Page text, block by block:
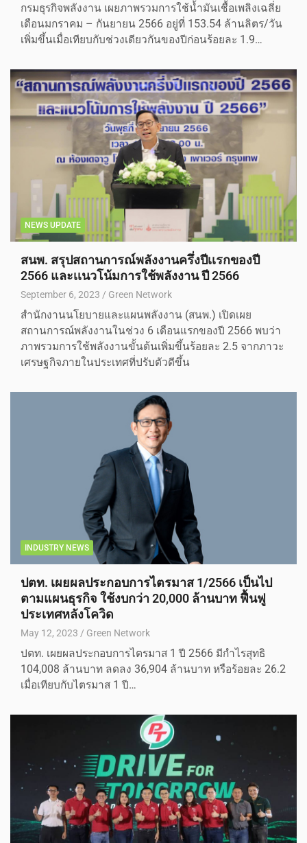
กรมธุรกิจพลังงาน เผยภาพรวมการใช้น้ำมันเชื้อเพลิงเฉลี่ย
เดือนมกราคม – กันยายน 2566 อยู่ที่ 153.54 ล้านลิตร/วัน
เพิ่มขึ้นเมื่อเทียบกับช่วงเดียวกันของปีก่อนร้อยละ 1.9…
NEWS UPDATE
สนพ. สรุปสถานการณ์พลังงานครึ่งปีเเรกของปี
2566 และเเนวโน้มการใช้พลังงาน ปี 2566
September 6, 2023 Green Network
สำนักงานนโยบายและแผนพลังงาน (สนพ.) เปิดเผย
สถานการณ์พลังงานในช่วง 6 เดือนแรกของปี 2566 พบว่า
ภาพรวมการใช้พลังงานขั้นต้นเพิ่มขึ้นร้อยละ 2.5 จากภาวะ
เศรษฐกิจภายในประเทศที่ปรับตัวดีขึ้น
INDUSTRY NEWS
ปตท. เผยผลประกอบการไตรมาส 1/2566 เป็นไป
ตามแผนธุรกิจ ใช้งบกว่า 20,000 ล้านบาท ฟื้นฟู
ประเทศหลังโควิด
May 12, 2023 Green Network
ปตท. เผยผลประกอบการไตรมาส 1 ปี 2566 มีกำไรสุทธิ
104,008 ล้านบาท ลดลง 36,904 ล้านบาท หรือร้อยละ 26.2
เมื่อเทียบกับไตรมาส 1 ปี…